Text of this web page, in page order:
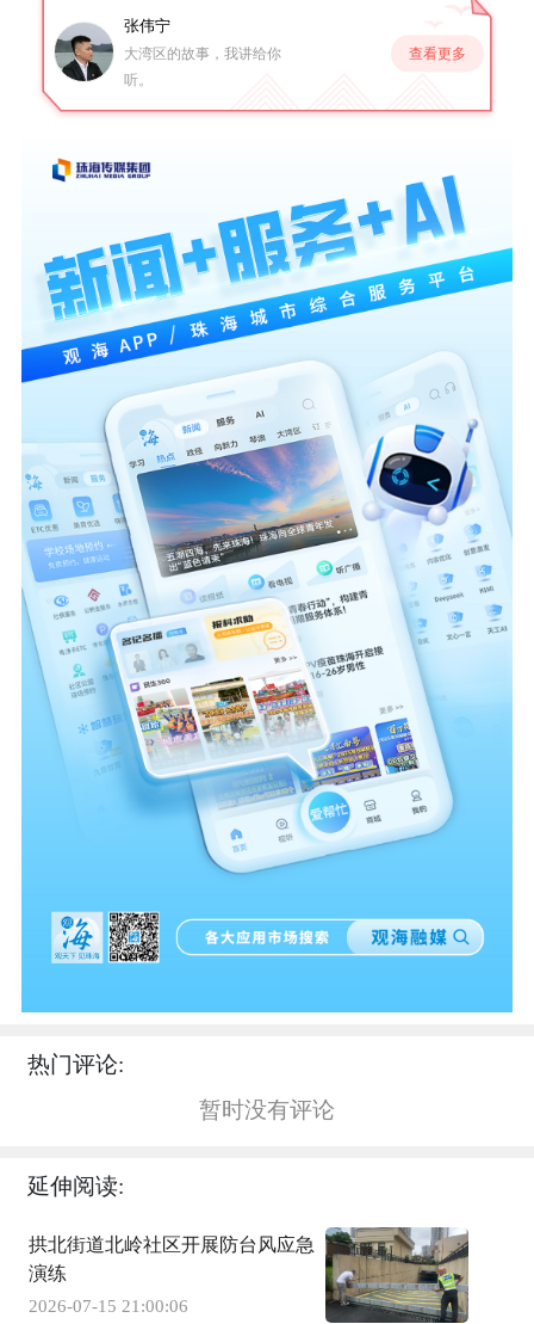
张伟宁
大湾区的故事，我讲给你
听。
查看更多
热门评论:
暂时没有评论
延伸阅读:
拱北街道北岭社区开展防台风应急
演练
2026-07-15 21:00:06